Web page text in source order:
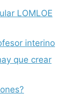
LOMLOE
interino
que crear